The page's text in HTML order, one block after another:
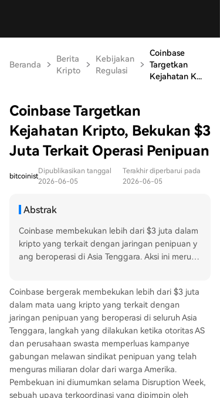
Beranda
Berita
Kripto
Kebijakan
Regulasi
Coinbase
Targetkan
Kejahatan K...
Coinbase Targetkan
Kejahatan Kripto, Bekukan $3
Juta Terkait Operasi Penipuan
bitcoinist
Dipublikasikan tanggal
2026-06-05
Terakhir diperbarui pada
2026-06-05
Abstrak
Coinbase membekukan lebih dari $3 juta dalam
kripto yang terkait dengan jaringan penipuan y
ang beroperasi di Asia Tenggara. Aksi ini merupa
puan Departemen Kehakiman AS (DOJ). Operasi
tersebut melibatkan koordinasi antara lembaga
pemerintah seperti FBI, perusahaan swasta sep
erti Meta dan Microsoft, serta mitra penegak hu
kum internasional untuk mengganggu rantai pe
nipuan dari akun media sosial, aliran uang, hing
ga server fisik. Lebih dari 1,4 juta akun media so
sial dan email berhasil dihentikan, dan pihak ber
Coinbase bergerak membekukan lebih dari $3 juta
dalam mata uang kripto yang terkait dengan
jaringan penipuan yang beroperasi di seluruh Asia
Tenggara, langkah yang dilakukan ketika otoritas AS
dan perusahaan swasta memperluas kampanye
gabungan melawan sindikat penipuan yang telah
menguras miliaran dolar dari warga Amerika.
Pembekuan ini diumumkan selama Disruption Week,
sebuah upaya terkoordinasi yang dipimpin oleh